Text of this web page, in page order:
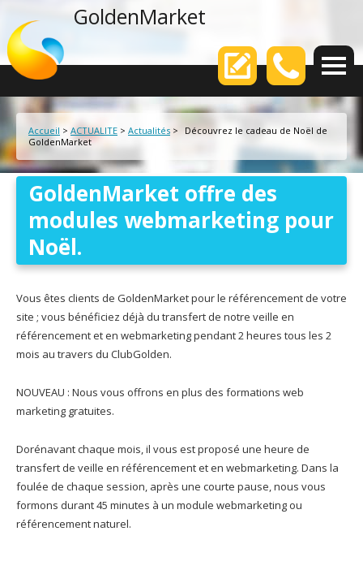
GoldenMarket
Votre
Accueil > ACTUALITE > Actualités >
Découvrez le cadeau de Noël de
GoldenMarket
GoldenMarket offre des
modules webmarketing pour
Noël.
Vous êtes clients de GoldenMarket pour le référencement de votre
site ; vous bénéficiez déjà du transfert de notre veille en
référencement et en webmarketing pendant 2 heures tous les 2
mois au travers du ClubGolden.
NOUVEAU : Nous vous offrons en plus des formations web
marketing gratuites.
Dorénavant chaque mois, il vous est proposé une heure de
transfert de veille en référencement et en webmarketing. Dans la
foulée de chaque session, après une courte pause, nous vous
formons durant 45 minutes à un module webmarketing ou
référencement naturel.